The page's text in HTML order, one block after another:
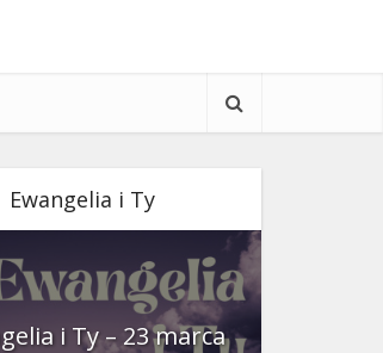
Ewangelia i Ty
i Ty – 23 marca